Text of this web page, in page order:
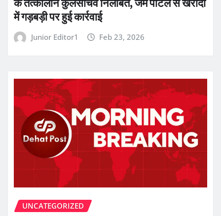
के तत्कालीन कुलसचिव निलंबित, जेम पोर्टल से खरीदी
में गड़बड़ी पर हुई कार्रवाई
Junior Editor1 Feb 23, 2026
UNCATEGORIZED